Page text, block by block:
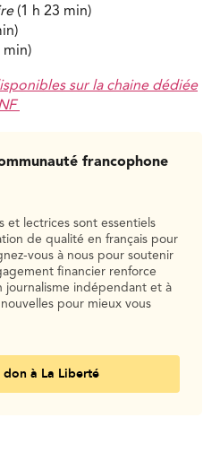
(1 h 23 min)
min)
sur la chaine dédiée
francophone
et lectrices sont essentiels
de qualité en français pour
vous à nous pour soutenir
financier renforce
journalisme indépendant et à
pour mieux vous
don à La Liberté